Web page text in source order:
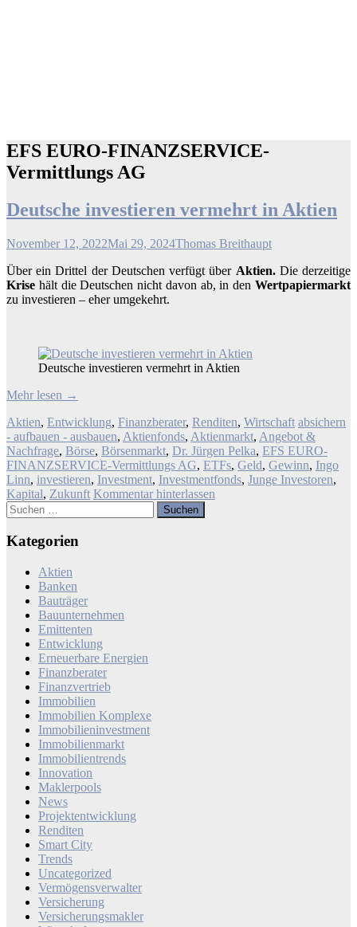
EFS EURO-FINANZSERVICE-
Vermittlungs AG
Deutsche investieren vermehrt in Aktien
November 12, 2022Mai 29, 2024Thomas Breithaupt
Über ein Drittel der Deutschen verfügt über Aktien.Die derzeitige
Krise hält die Deutschen nicht davon ab, in den Wertpapiermarkt
zu investieren – eher umgekehrt.
Deutsche investieren vermehrt in Aktien
Mehr lesen →
Aktien, Entwicklung, Finanzberater, Renditen, Wirtschaft absichern
- aufbauen - ausbauen, Aktienfonds, Aktienmarkt, Angebot &
Nachfrage, Börse, Börsenmarkt, Dr. Jürgen Pelka, EFS EURO-
FINANZSERVICE-Vermittlungs AG, ETFs, Geld, Gewinn, Ingo
Linn, investieren, Investment, Investmentfonds, Junge Investoren,
Kapital, Zukunft Kommentar hinterlassen
Suchen
nach:
Kategorien
Aktien
Banken
Bauträger
Bauunternehmen
Emittenten
Entwicklung
Erneuerbare Energien
Finanzberater
Finanzvertrieb
Immobilien
Immobilien Komplexe
Immobilieninvestment
Immobilienmarkt
Immobilientrends
Innovation
Maklerpools
News
Projektentwicklung
Renditen
Smart City
Trends
Uncategorized
Vermögensverwalter
Versicherung
Versicherungsmakler